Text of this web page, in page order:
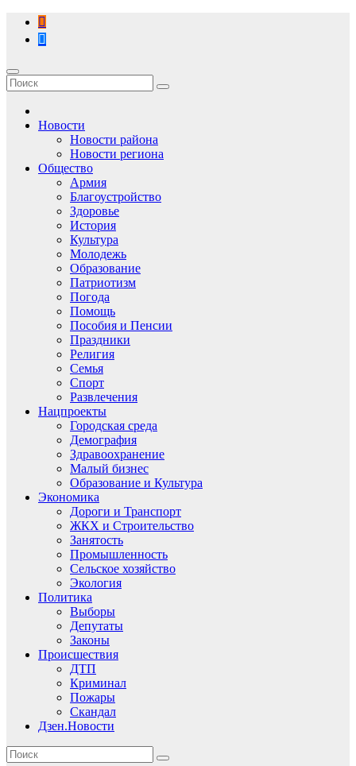
Перейти
содержимому
Новости
Новости района
Новости региона
Общество
Армия
Благоустройство
Здоровье
История
Культура
Молодежь
Образование
Патриотизм
Погода
Помощь
Пособия и Пенсии
Праздники
Религия
Семья
Спорт
Развлечения
Нацпроекты
Городская среда
Демография
Здравоохранение
Малый бизнес
Образование и Культура
Экономика
Дороги и Транспорт
ЖКХ и Строительство
Занятость
Промышленность
Сельское хозяйство
Экология
Политика
Выборы
Депутаты
Законы
Происшествия
ДТП
Криминал
Пожары
Скандал
Дзен.Новости